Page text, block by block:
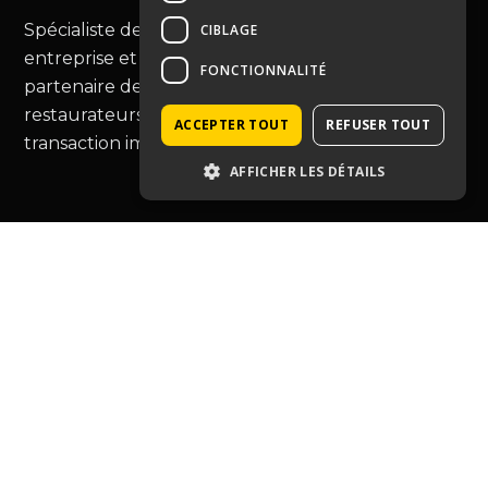
Spécialiste de la cession de fonds de commerce,
entreprise et murs commerciaux, Immopro est le
partenaire de choix pour les commerçants et
restaurateurs, vous guidant au-delà de la simple
transaction immobilière.
CIBLAGE
FONCTIONNALITÉ
ACCEPTER TOUT REFUSER TOUT
AFFICHER LES DÉTAILS